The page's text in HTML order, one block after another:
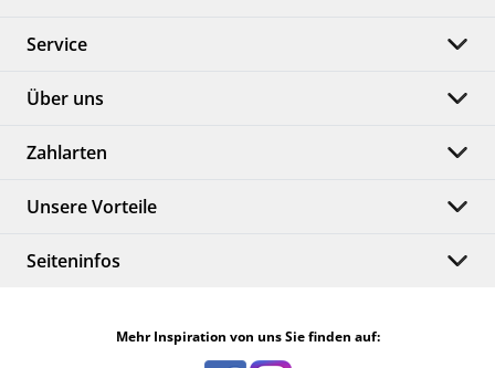
Service
Über uns
Zahlarten
Unsere Vorteile
Seiteninfos
Mehr Inspiration von uns Sie finden auf: